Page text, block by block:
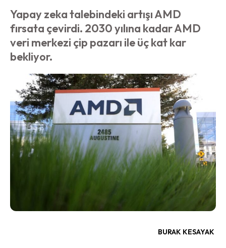
Yapay zeka talebindeki artışı AMD
fırsata çevirdi. 2030 yılına kadar AMD
veri merkezi çip pazarı ile üç kat kar
bekliyor.
BURAK KESAYAK